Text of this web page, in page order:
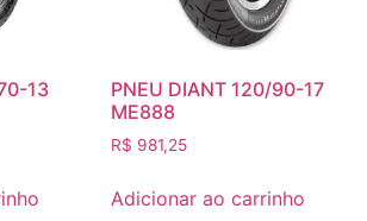
13
PNEU DIANT 120/90-17
ME888
R$ 981,25
Adicionar ao carrinho